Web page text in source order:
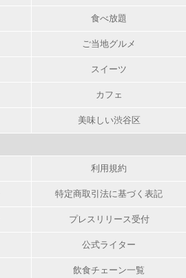
食べ放題
ご当地グルメ
スイーツ
カフェ
美味しい渋谷区
利用規約
特定商取引法に基づく表記
プレスリリース受付
公式ライター
飲食チェーン一覧